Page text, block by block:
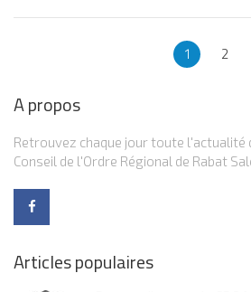
1 2
A propos
Retrouvez chaque jour toute l'actualité
Conseil de l'Ordre Régional de Rabat
Articles populaires